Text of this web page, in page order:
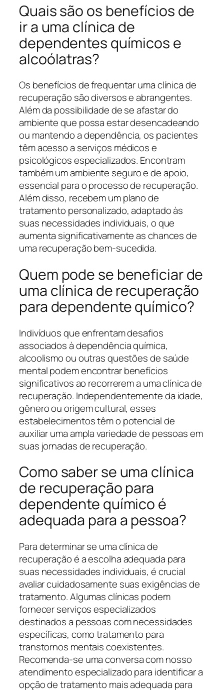
Quais são os benefícios de
ir a uma clínica de
dependentes químicos e
alcoólatras?
Os benefícios de frequentar uma clínica de
recuperação são diversos e abrangentes.
Além da possibilidade de se afastar do
ambiente que possa estar desencadeando
ou mantendo a dependência, os pacientes
têm acesso a serviços médicos e
psicológicos especializados. Encontram
também um ambiente seguro e de apoio,
essencial para o processo de recuperação.
Além disso, recebem um plano de
tratamento personalizado, adaptado às
suas necessidades individuais, o que
aumenta significativamente as chances de
uma recuperação bem-sucedida.
Quem pode se beneficiar de
uma clínica de recuperação
para dependente químico?
Indivíduos que enfrentam desafios
associados à dependência química,
alcoolismo ou outras questões de saúde
mental podem encontrar benefícios
significativos ao recorrerem a uma clínica de
recuperação. Independentemente da idade,
gênero ou origem cultural, esses
estabelecimentos têm o potencial de
auxiliar uma ampla variedade de pessoas em
suas jornadas de recuperação.
Como saber se uma clínica
de recuperação para
dependente químico é
adequada para a pessoa?
Para determinar se uma clínica de
recuperação é a escolha adequada para
suas necessidades individuais, é crucial
avaliar cuidadosamente suas exigências de
tratamento. Algumas clínicas podem
fornecer serviços especializados
destinados a pessoas com necessidades
específicas, como tratamento para
transtornos mentais coexistentes.
Recomenda-se uma conversa com nosso
atendimento especializado para identificar a
opção de tratamento mais adequada para